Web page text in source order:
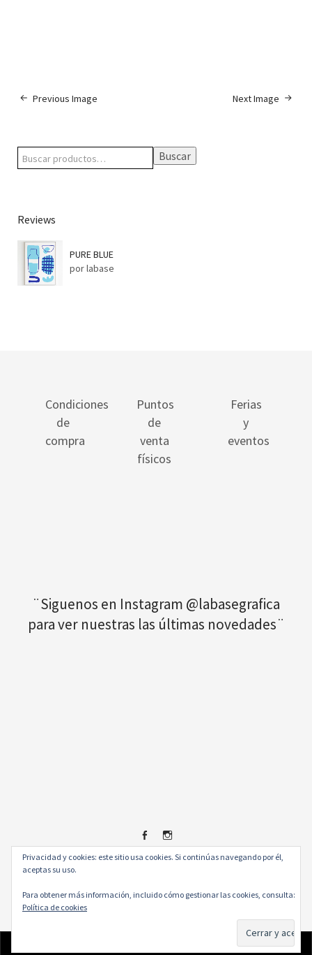
Next Image
Previous Image
Buscar
Reviews
PURE BLUE
por labase
Condiciones
de
compra
Puntos
de
venta
físicos
Ferias
y
eventos
¨Siguenos en Instagram @labasegrafica
para ver nuestras las últimas novedades¨
FacebookInstagram
© 2026.
Privacidad y cookies: este sitio usa cookies. Si continúas navegando por él,
aceptas su uso.
Para obtener más información, incluido cómo gestionar las cookies, consulta:
Política de cookies